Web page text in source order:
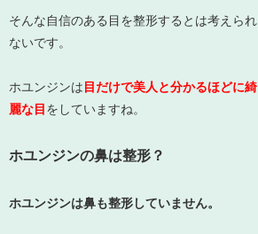
そんな自信のある目を整形するとは考えられ
ないです。
ホユンジンは 目だけで美人と分かるほどに綺
麗な目 をしていますね。
ホユンジンの鼻は整形？
ホユンジンは鼻も整形していません。